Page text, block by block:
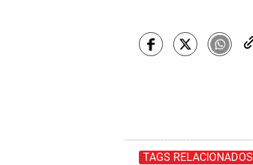
TAGS RELACIONADOS